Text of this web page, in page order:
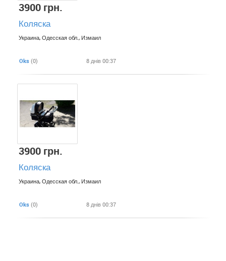
3900 грн.
Коляска
Украина, Одесская обл., Измаил
Oks (0) 8 днів 00:37
3900 грн.
Коляска
Украина, Одесская обл., Измаил
Oks (0) 8 днів 00:37